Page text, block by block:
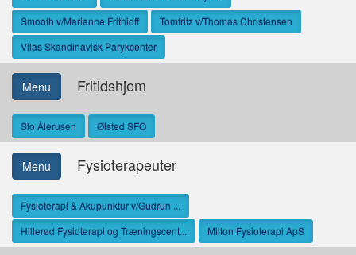
Smooth v/Marianne Frithioff
Tomfritz v/Thomas Christensen
Vilas Skandinavisk Parykcenter
Menu Fritidshjem
Sfo Ålerusen Ølsted SFO
Menu Fysioterapeuter
Fysioterapi & Akupunktur v/Gudrun ...
Hillerød Fysioterapi og Træningscent...
Milton Fysioterapi ApS